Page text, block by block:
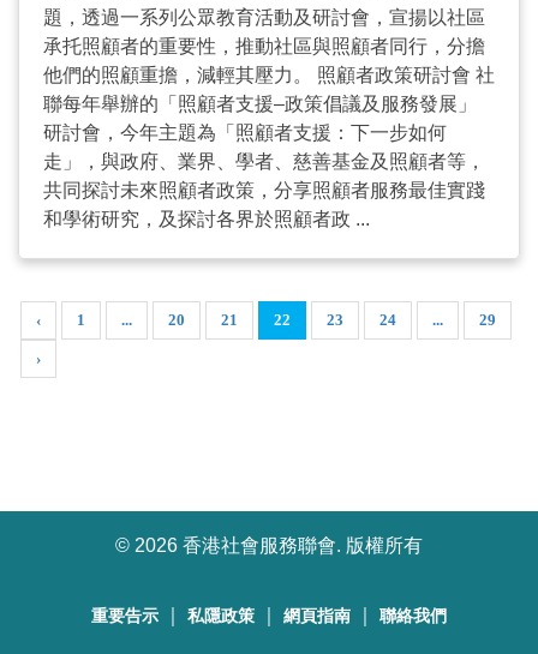
題，透過一系列公眾教育活動及研討會，宣揚以社區
承托照顧者的重要性，推動社區與照顧者同行，分擔
他們的照顧重擔，減輕其壓力。 照顧者政策研討會 社
聯每年舉辦的「照顧者支援–政策倡議及服務發展」
研討會，今年主題為「照顧者支援：下一步如何
走」，與政府、業界、學者、慈善基金及照顧者等，
共同探討未來照顧者政策，分享照顧者服務最佳實踐
和學術研究，及探討各界於照顧者政 ...
‹ 1 ... 20 21 22 23 24 ... 29
›
© 2026 香港社會服務聯會. 版權所有
重要告示 私隱政策 網頁指南 聯絡我們